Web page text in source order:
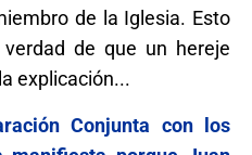
de la Iglesia. Esto
de que un hereje
explicación...
Conjunta con los